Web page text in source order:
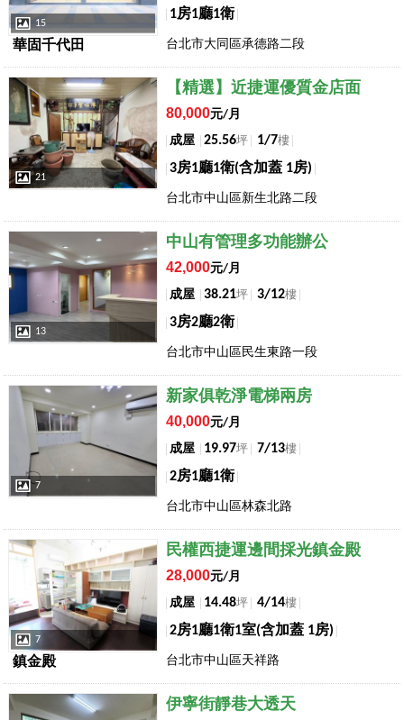
15
華固千代田
1房1廳1衛
台北市大同區承德路二段
店長推薦
21
【精選】近捷運優質金店面
80,000元/月
成屋
25.56坪 1/7樓
3房1廳1衛(含加蓋 1房)
台北市中山區新生北路二段
13
中山有管理多功能辦公
42,000元/月
成屋
38.21坪 3/12樓
3房2廳2衛
台北市中山區民生東路一段
店長推薦
7
新家俱乾淨電梯兩房
40,000元/月
成屋
19.97坪 7/13樓
2房1廳1衛
台北市中山區林森北路
店長推薦
7
鎮金殿
民權西捷運邊間採光鎮金殿
28,000元/月
成屋
14.48坪 4/14樓
2房1廳1衛1室(含加蓋 1房)
台北市中山區天祥路
店長推薦 伊寧街靜巷大透天